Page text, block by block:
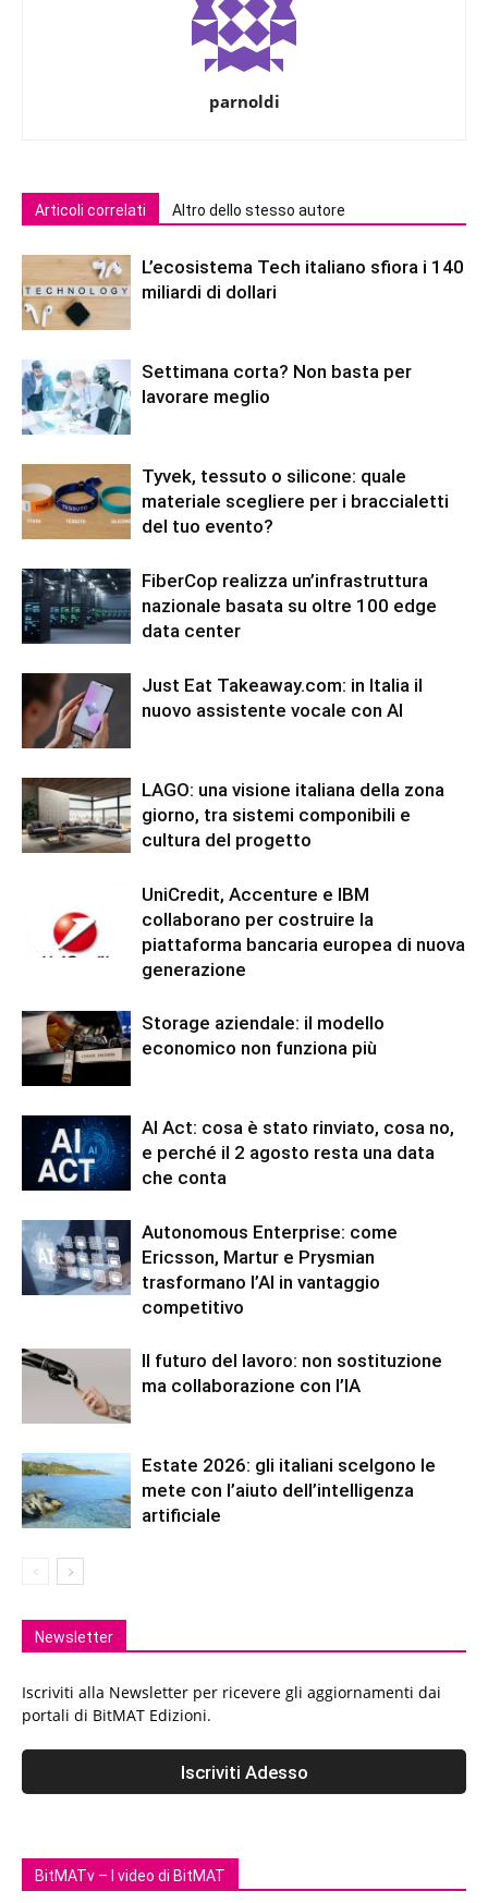
parnoldi
Articoli correlati Altro dello stesso autore
L’ecosistema Tech italiano sfiora i 140
miliardi di dollari
Settimana corta? Non basta per
lavorare meglio
Tyvek, tessuto o silicone: quale
materiale scegliere per i braccialetti
del tuo evento?
FiberCop realizza un’infrastruttura
nazionale basata su oltre 100 edge
data center
Just Eat Takeaway.com: in Italia il
nuovo assistente vocale con AI
LAGO: una visione italiana della zona
giorno, tra sistemi componibili e
cultura del progetto
UniCredit, Accenture e IBM
collaborano per costruire la
piattaforma bancaria europea di nuova
generazione
Storage aziendale: il modello
economico non funziona più
AI Act: cosa è stato rinviato, cosa no,
e perché il 2 agosto resta una data
che conta
Autonomous Enterprise: come
Ericsson, Martur e Prysmian
trasformano l’AI in vantaggio
competitivo
Il futuro del lavoro: non sostituzione
ma collaborazione con l’IA
Estate 2026: gli italiani scelgono le
mete con l’aiuto dell’intelligenza
artificiale
Newsletter
Iscriviti alla Newsletter per ricevere gli aggiornamenti dai
portali di BitMAT Edizioni.
BitMATv – I video di BitMAT